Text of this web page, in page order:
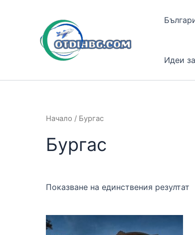
Идеи
Начало / Бургас
Бургас
Показване на единствения резултат